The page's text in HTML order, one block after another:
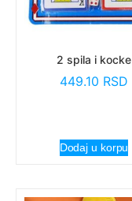
2 spila i kocke
449.10 RSD
Dodaj u korpu